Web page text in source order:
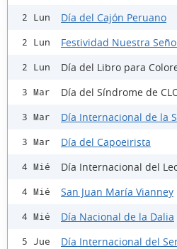
2 Lun Día del Cajón Peruano
2 Lun Festividad Nuestra
2 Lun Día del Libro para
3 Mar Día del Síndrome de
3 Mar Día Internacional de la
3 Mar Día del Capoeirista
4 Mié Día Internacional del
4 Mié San Juan María Vianney
4 Mié Día Nacional de la Dalia
5 Jue Día Internacional del